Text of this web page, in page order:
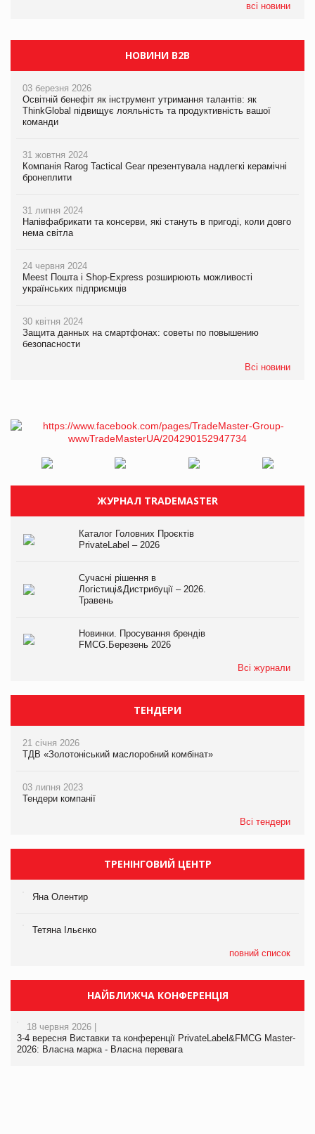
всі новини
НОВИНИ B2B
03 березня 2026
Освітній бенефіт як інструмент утримання талантів: як
ThinkGlobal підвищує лояльність та продуктивність вашої
команди
31 жовтня 2024
Компанія Rarog Tactical Gear презентувала надлегкі керамічні
бронеплити
31 липня 2024
Напівфабрикати та консерви, які стануть в пригоді, коли довго
нема світла
24 червня 2024
Meest Пошта і Shop-Express розширюють можливості
українських підприємців
30 квітня 2024
Защита данных на смартфонах: советы по повышению
безопасности
Всі новини
ЖУРНАЛ TRADEMASTER
Каталог Головних Проєктів
PrivateLabel – 2026
Сучасні рішення в
Логістиці&Дистрибуції – 2026.
Травень
Новинки. Просування брендів
FMCG.Березень 2026
Всі журнали
ТЕНДЕРИ
21 січня 2026
ТДВ «Золотоніський маслоробний комбінат»
03 липня 2023
Тендери компанії
Всі тендери
ТРЕНІНГОВИЙ ЦЕНТР
Яна Олентир
Тетяна Ільєнко
повний список
НАЙБЛИЖЧА КОНФЕРЕНЦІЯ
18 червня 2026 |
3-4 вересня Виставки та конференції PrivateLabel&FMCG Master-
2026: Власна марка - Власна перевага